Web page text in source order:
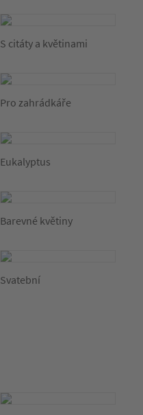
S citáty a květinami
Pro zahrádkáře
Eukalyptus
Barevné květiny
Svatební